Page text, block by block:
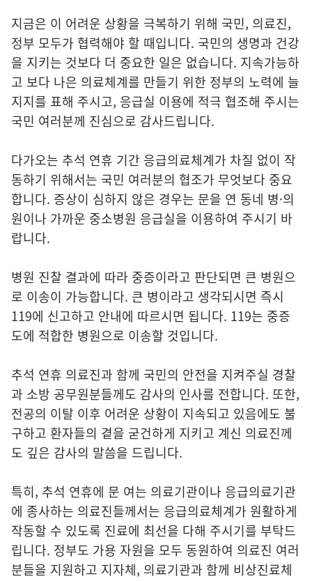
지금은 이 어려운 상황을 극복하기 위해 국민, 의료진,
정부 모두가 협력해야 할 때입니다. 국민의 생명과 건강
을 지키는 것보다 더 중요한 일은 없습니다. 지속가능하
고 보다 나은 의료체계를 만들기 위한 정부의 노력에 늘
지지를 표해 주시고, 응급실 이용에 적극 협조해 주시는
국민 여러분께 진심으로 감사드립니다.
다가오는 추석 연휴 기간 응급의료체계가 차질 없이 작
동하기 위해서는 국민 여러분의 협조가 무엇보다 중요
합니다. 증상이 심하지 않은 경우는 문을 연 동네 병·의
원이나 가까운 중소병원 응급실을 이용하여 주시기 바
랍니다.
병원 진찰 결과에 따라 중증이라고 판단되면 큰 병원으
로 이송이 가능합니다. 큰 병이라고 생각되시면 즉시
119에 신고하고 안내에 따르시면 됩니다. 119는 중증
도에 적합한 병원으로 이송할 것입니다.
추석 연휴 의료진과 함께 국민의 안전을 지켜주실 경찰
과 소방 공무원분들께도 감사의 인사를 전합니다. 또한,
전공의 이탈 이후 어려운 상황이 지속되고 있음에도 불
구하고 환자들의 곁을 굳건하게 지키고 계신 의료진께
도 깊은 감사의 말씀을 드립니다.
특히, 추석 연휴에 문 여는 의료기관이나 응급의료기관
에 종사하는 의료진들께서는 응급의료체계가 원활하게
작동할 수 있도록 진료에 최선을 다해 주시기를 부탁드
립니다. 정부도 가용 자원을 모두 동원하여 의료진 여러
분들을 지원하고 지자체, 의료기관과 함께 비상진료체